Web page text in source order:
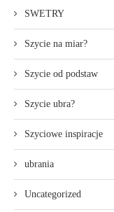
SWETRY
Szycie na miar?
Szycie od podstaw
Szycie ubra?
Szyciowe inspiracje
ubrania
Uncategorized